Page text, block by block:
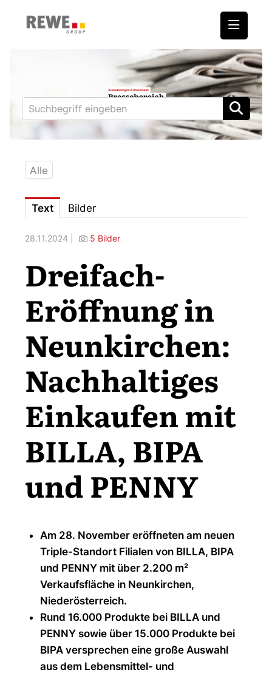
REWE International AG
BILLA
PENNY
BIPA
Downloads
Fotos – Vorstand
Kontakt
Alle
Text Bilder
28.11.2024 | 5 Bilder
Dreifach-
Eröffnung in
Neunkirchen:
Nachhaltiges
Einkaufen mit
BILLA, BIPA
und PENNY
Am 28. November eröffneten am neuen
Triple-Standort Filialen von BILLA, BIPA
und PENNY mit über 2.200 m²
Verkaufsfläche in Neunkirchen,
Niederösterreich.
Rund 16.000 Produkte bei BILLA und
PENNY sowie über 15.000 Produkte bei
BIPA versprechen eine große Auswahl
aus dem Lebensmittel- und